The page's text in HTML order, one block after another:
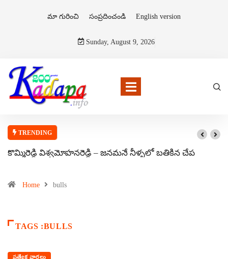
మా గురించి సంప్రదించండి English version
Sunday, August 9, 2026
TRENDING
కొమ్మిరెడ్డి విశ్వమోహనరెడ్డి – జనమనే నీళ్ళలో బతికిన చేప
Home bulls
TAGS :BULLS
ప్రత్యేక వార్తలు